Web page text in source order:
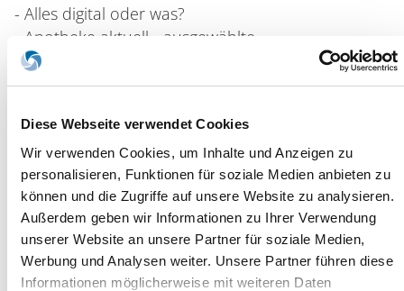
Diese Webseite verwendet Cookies
Wir verwenden Cookies, um Inhalte und Anzeigen zu
personalisieren, Funktionen für soziale Medien anbieten zu
können und die Zugriffe auf unsere Website zu analysieren.
Außerdem geben wir Informationen zu Ihrer Verwendung
unserer Website an unsere Partner für soziale Medien,
Werbung und Analysen weiter. Unsere Partner führen diese
Informationen möglicherweise mit weiteren Daten
- Alles digital oder was?
- Apotheke aktuell - ausgewählte
betriebswirtschaftliche Fragen
Rechtsberatung
Steuerberatung
Essen,20.06.2017
27. RST Zukunftsforum